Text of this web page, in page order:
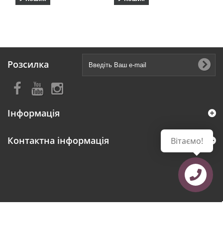
Розсилка
Інформація
Контактна інформація Вітаємо!